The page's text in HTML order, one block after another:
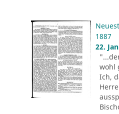
1887
22.
wohl
Ich,